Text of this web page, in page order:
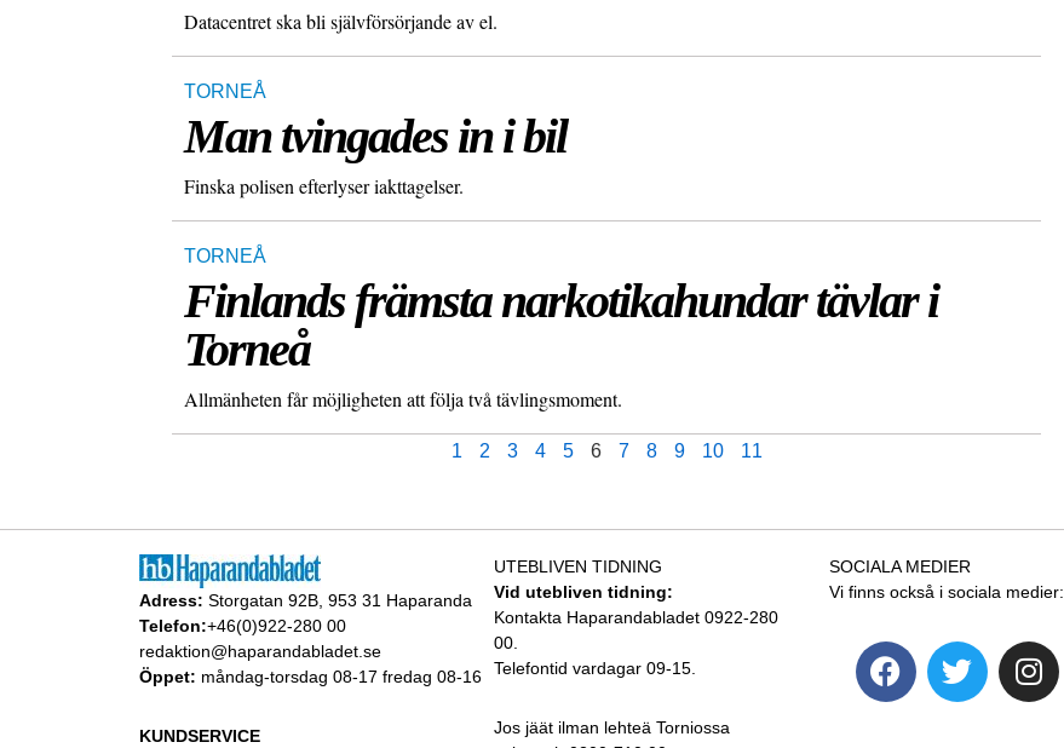
Datacentret ska bli självförsörjande av el.
TORNEÅ
Man tvingades in i bil
Finska polisen efterlyser iakttagelser.
TORNEÅ
Finlands främsta narkotikahundar tävlar i
Torneå
Allmänheten får möjligheten att följa två tävlingsmoment.
1 2 3 4 5 6 7 8 9 10 11
Adress: Storgatan 92B, 953 31 Haparanda
Telefon:+46(0)922-280 00
redaktion@haparandabladet.se
Öppet: måndag-torsdag 08-17 fredag 08-16
KUNDSERVICE
UTEBLIVEN TIDNING
Vid utebliven tidning:
Kontakta Haparandabladet 0922-280
00.
Telefontid vardagar 09-15.
Jos jäät ilman lehteä Torniossa
SOCIALA MEDIER
Vi finns också i sociala medier: